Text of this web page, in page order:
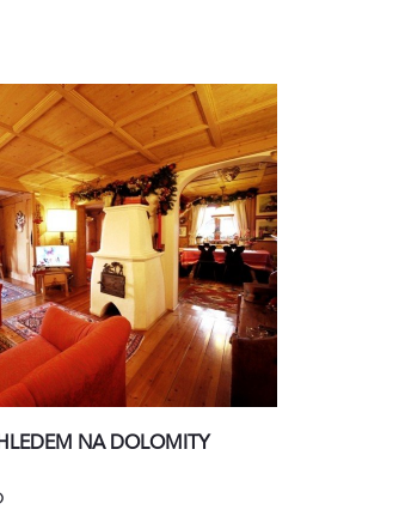
NA DOLOMITY